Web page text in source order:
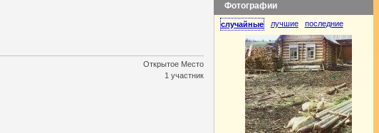
Открытое Место
1 участник
Фотографии
случайные лучшие последние